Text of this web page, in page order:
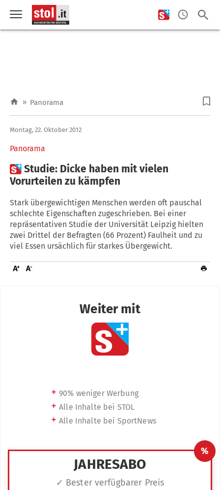
» Panorama
Panorama
Montag, 22. Oktober 2012
Studie: Dicke haben mit vielen
Vorurteilen zu kämpfen
Stark übergewichtigen Menschen werden oft pauschal
schlechte Eigenschaften zugeschrieben. Bei einer
repräsentativen Studie der Universität Leipzig hielten
zwei Drittel der Befragten (66 Prozent) Faulheit und zu
viel Essen ursächlich für starkes Übergewicht.